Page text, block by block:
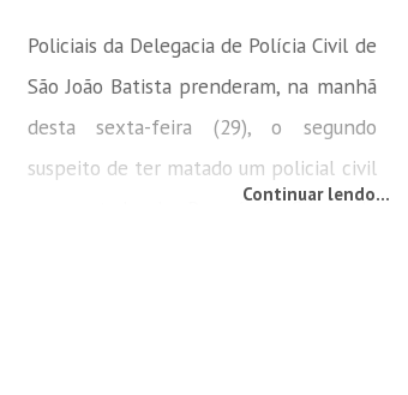
Policiais da Delegacia de Polícia Civil de
São João Batista prenderam, na manhã
desta sexta-feira (29), o segundo
suspeito de ter matado um policial civil
aporsentado do Paraná. O Corpo de
Continuar lendo...